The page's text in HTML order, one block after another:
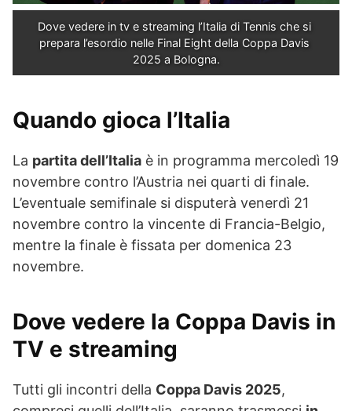
Dove vedere in tv e streaming l’Italia di Tennis che si
prepara l’esordio nelle Final Eight della Coppa Davis
2025 a Bologna.
Quando gioca l’Italia
La partita dell’Italia è in programma mercoledì 19
novembre contro l’Austria nei quarti di finale.
L’eventuale semifinale si disputerà venerdì 21
novembre contro la vincente di Francia-Belgio,
mentre la finale è fissata per domenica 23
novembre.
Dove vedere la Coppa Davis in
TV e streaming
Tutti gli incontri della Coppa Davis 2025,